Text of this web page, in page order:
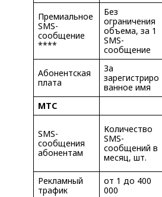
Премиальное
SMS-
сообщение
****
Без
ограничения
объема, за 1
SMS-
сообщение
Абонентская
плата
За
зарегистриро
ванное имя
МТС
SMS-
сообщения
абонентам
Количество
SMS-
сообщений в
месяц, шт.
Рекламный
трафик
от 1 до 400
000